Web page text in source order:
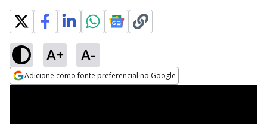
A+ A-
Adicione como fonte preferencial no Google